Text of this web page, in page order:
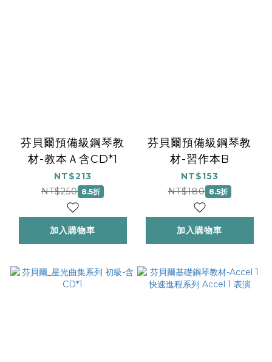
芬貝爾預備級鋼琴教
材-教本Ａ含CD*1
NT$213
NT$250 8.5折
加入購物車
芬貝爾預備級鋼琴教
材-習作本B
NT$153
NT$180 8.5折
加入購物車